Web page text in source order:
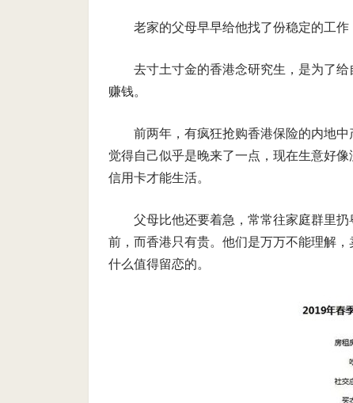
老家的父母早早给他找了份稳定的工作
去寸土寸金的香港念研究生，是为了
赚钱。
前两年，有疯狂抢购香港保险的内地
觉得自己似乎是晚来了一点，现在生意好
信用卡才能生活。
父母比他还要着急，常常往家庭群里
前，而香港只有贵。他们是万万不能理解
什么值得留恋的。